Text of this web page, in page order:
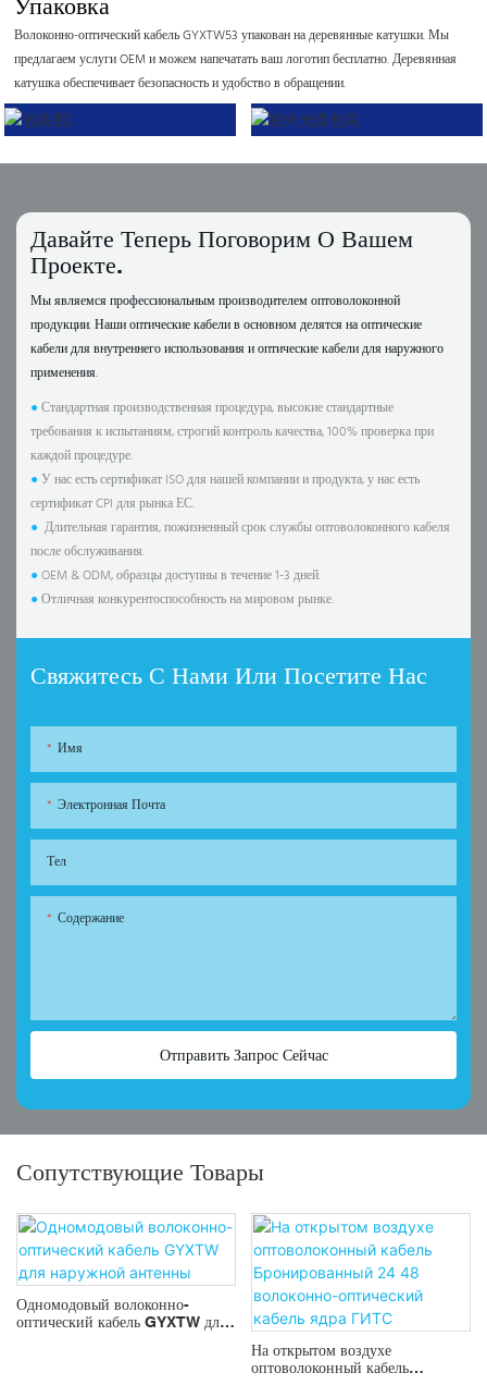
Упаковка
Волоконно-оптический кабель GYXTW53 упакован на деревянные катушки. Мы
предлагаем услуги OEM и можем напечатать ваш логотип бесплатно. Деревянная
катушка обеспечивает безопасность и удобство в обращении.
Давайте Теперь Поговорим О Вашем
Проекте.
Мы являемся профессиональным производителем оптоволоконной
продукции. Наши оптические кабели в основном делятся на оптические
кабели для внутреннего использования и оптические кабели для наружного
применения.
●Стандартная производственная процедура, высокие стандартные
требования к испытаниям, строгий контроль качества, 100% проверка при
каждой процедуре.
●У нас есть сертификат ISO для нашей компании и продукта, у нас есть
сертификат CPI для рынка ЕС.
● Длительная гарантия, пожизненный срок службы оптоволоконного кабеля
после обслуживания.
●OEM & ODM, образцы доступны в течение 1-3 дней.
●Отличная конкурентоспособность на мировом рынке.
Свяжитесь С Нами Или Посетите Нас
Имя
Электронная Почта
Тел
Содержание
Отправить Запрос Сейчас
Сопутствующие Товары
Одномодовый волоконно-
оптический кабель GYXTW для
На открытом воздухе
оптоволоконный кабель